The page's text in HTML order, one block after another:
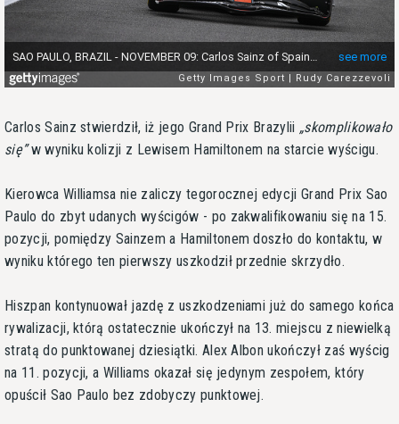
Carlos Sainz stwierdził, iż jego Grand Prix Brazylii
skomplikowało
się w wyniku kolizji z Lewisem Hamiltonem na starcie wyścigu.
Kierowca Williamsa nie zaliczy tegorocznej edycji Grand Prix Sao
Paulo do zbyt udanych wyścigów - po zakwalifikowaniu się na 15.
pozycji, pomiędzy Sainzem a Hamiltonem doszło do kontaktu, w
wyniku którego ten pierwszy uszkodził przednie skrzydło.
Hiszpan kontynuował jazdę z uszkodzeniami już do samego końca
rywalizacji, którą ostatecznie ukończył na 13. miejscu z niewielką
stratą do punktowanej dziesiątki. Alex Albon ukończył zaś wyścig
na 11. pozycji, a Williams okazał się jedynym zespołem, który
opuścił Sao Paulo bez zdobyczy punktowej.